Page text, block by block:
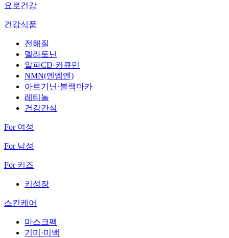
요로건강
건강식품
전해질
멜라토닌
알파CD·커큐민
NMN(엔엠엔)
아르기닌·블랙마카
레티놀
건강간식
For 여성
For 남성
For 키즈
키성장
스킨케어
마스크팩
기미·미백